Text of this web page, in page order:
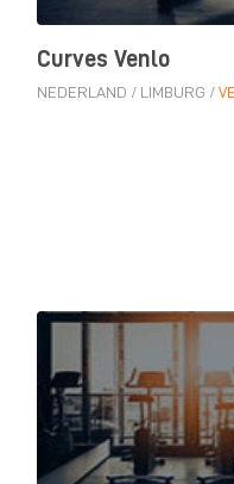
Curves Venlo
NEDERLAND / LIMBURG /